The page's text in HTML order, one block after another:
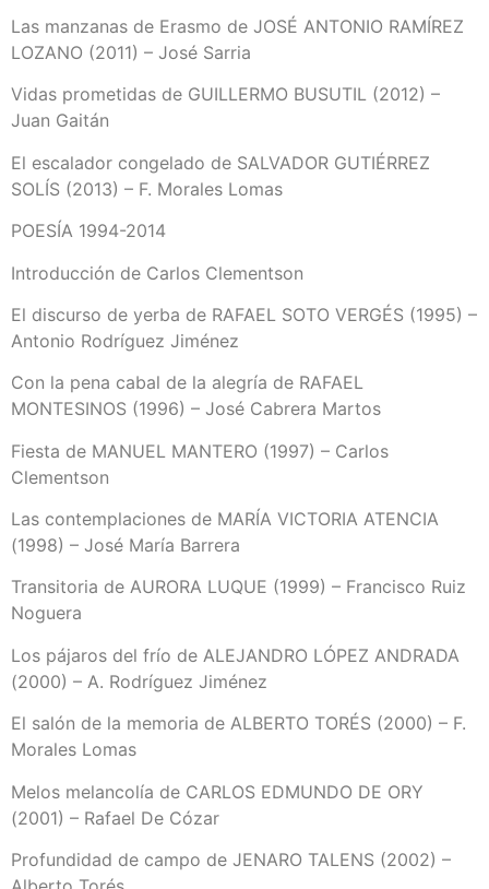
Las manzanas de Erasmo de JOSÉ ANTONIO RAMÍREZ
LOZANO (2011) – José Sarria
Vidas prometidas de GUILLERMO BUSUTIL (2012) –
Juan Gaitán
El escalador congelado de SALVADOR GUTIÉRREZ
SOLÍS (2013) – F. Morales Lomas
POESÍA 1994-2014
Introducción de Carlos Clementson
El discurso de yerba de RAFAEL SOTO VERGÉS (1995) –
Antonio Rodríguez Jiménez
Con la pena cabal de la alegría de RAFAEL
MONTESINOS (1996) – José Cabrera Martos
Fiesta de MANUEL MANTERO (1997) – Carlos
Clementson
Las contemplaciones de MARÍA VICTORIA ATENCIA
(1998) – José María Barrera
Transitoria de AURORA LUQUE (1999) – Francisco Ruiz
Noguera
Los pájaros del frío de ALEJANDRO LÓPEZ ANDRADA
(2000) – A. Rodríguez Jiménez
El salón de la memoria de ALBERTO TORÉS (2000) – F.
Morales Lomas
Melos melancolía de CARLOS EDMUNDO DE ORY
(2001) – Rafael De Cózar
Profundidad de campo de JENARO TALENS (2002) –